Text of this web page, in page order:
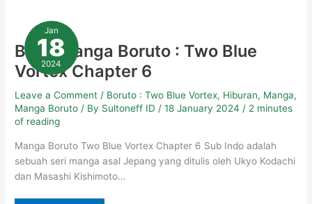
Jan
18
2024
Baca Manga Boruto : Two Blue
Vortex Chapter 6
Leave a Comment / Boruto : Two Blue Vortex, Hiburan, Manga,
Manga Boruto / By Sultoneff ID/18 January 2024/ 2 minutes
of reading
Manga Boruto Two Blue Vortex Chapter 6 Sub Indo adalah
sebuah seri manga asal Jepang yang ditulis oleh Ukyo Kodachi
dan Masashi Kishimoto…
Manga
Boruto
Two
Blue
Vortex
Chapter